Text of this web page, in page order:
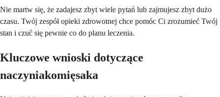
Nie martw się, że zadajesz zbyt wiele pytań lub zajmujesz zbyt dużo
czasu. Twój zespół opieki zdrowotnej chce pomóc Ci zrozumieć Twój
stan i czuć się pewnie co do planu leczenia.
Kluczowe wnioski dotyczące
naczyniakomięsaka